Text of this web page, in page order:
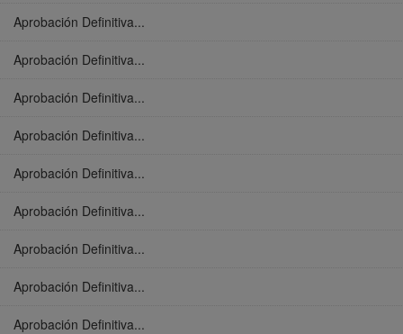
Aprobación Definitiva...
Aprobación Definitiva...
Aprobación Definitiva...
Aprobación Definitiva...
Aprobación Definitiva...
Aprobación Definitiva...
Aprobación Definitiva...
Aprobación Definitiva...
Aprobación Definitiva...